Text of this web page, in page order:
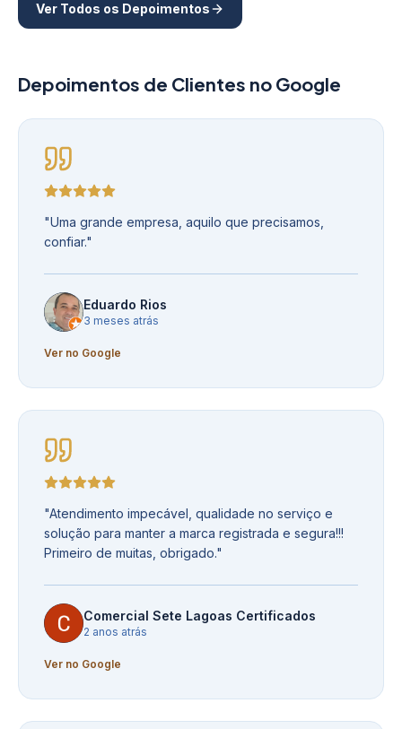
Ver Todos os Depoimentos
Depoimentos de Clientes no Google
"Uma grande empresa, aquilo que precisamos,
confiar."
Eduardo Rios
3 meses atrás
Ver no Google
"Atendimento impecável, qualidade no serviço e
solução para manter a marca registrada e segura!!!
Primeiro de muitas, obrigado."
Comercial Sete Lagoas Certificados
2 anos atrás
Ver no Google